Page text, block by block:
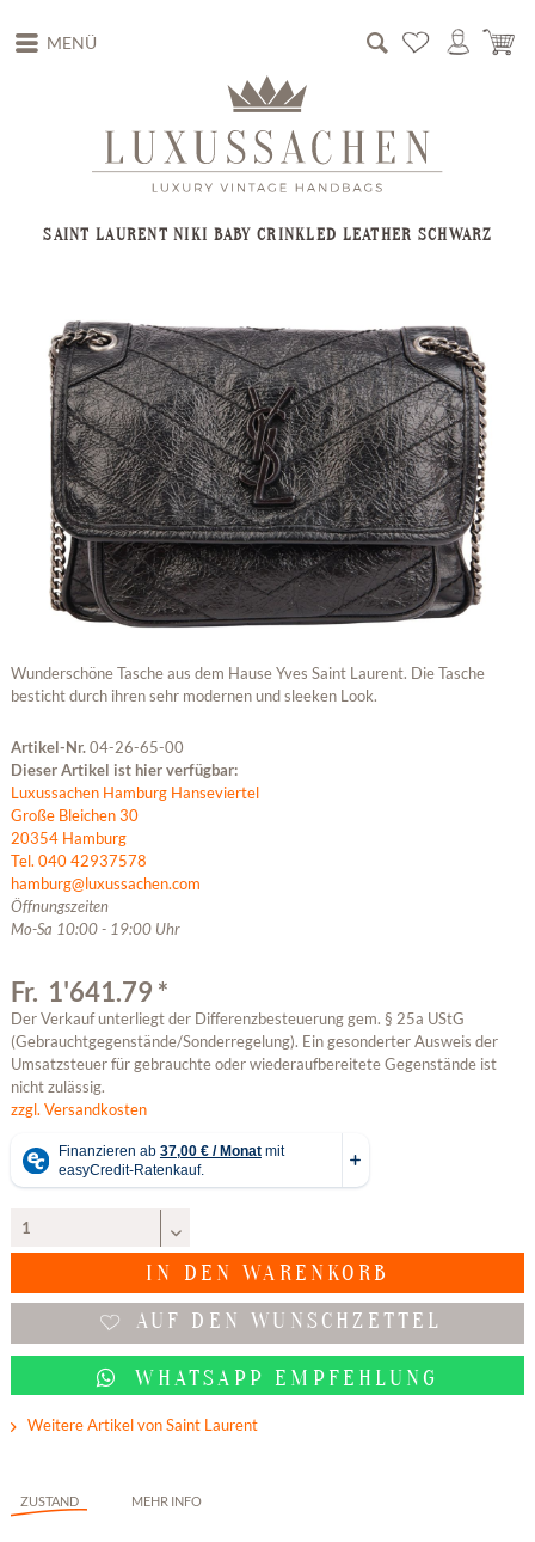
MENÜ
SAINT LAURENT NIKI BABY CRINKLED LEATHER SCHWARZ
Wunderschöne Tasche aus dem Hause Yves Saint Laurent. Die Tasche
besticht durch ihren sehr modernen und sleeken Look.
Artikel-Nr.04-26-65-00
Dieser Artikel ist hier verfügbar:
Luxussachen Hamburg Hanseviertel
Große Bleichen 30
20354 Hamburg
Tel. 040 42937578
hamburg@luxussachen.com
Öffnungszeiten
Mo-Sa 10:00 - 19:00 Uhr
Fr. 1'641.79 *
Der Verkauf unterliegt der Differenzbesteuerung gem. § 25a UStG
(Gebrauchtgegenstände/Sonderregelung). Ein gesonderter Ausweis der
Umsatzsteuer für gebrauchte oder wiederaufbereitete Gegenstände ist
nicht zulässig.
zzgl. Versandkosten
IN DEN WARENKORB
AUF DEN WUNSCHZETTEL
WHATSAPP EMPFEHLUNG
Weitere Artikel von Saint Laurent
ZUSTAND MEHR INFO